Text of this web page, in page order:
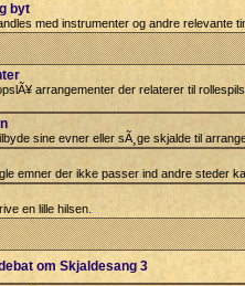
byt
med instrumenter og andre relevante
arrangementer der relaterer til
sine evner eller sÃ¸ge skjalde til
emner der ikke passer ind andre steder
en lille hilsen.
om Skjaldesang 3